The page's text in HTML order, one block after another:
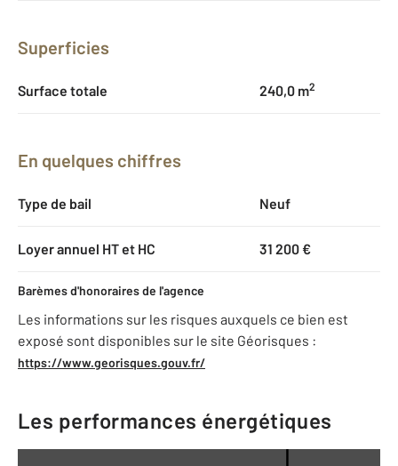
Superficies
Surface totale 240,0 m2
En quelques chiffres
Type de bail Neuf
Loyer annuel HT et HC 31 200 €
Barèmes d'honoraires de l'agence
Les informations sur les risques auxquels ce bien est
exposé sont disponibles sur le site Géorisques :
https://www.georisques.gouv.fr/
Les performances énergétiques